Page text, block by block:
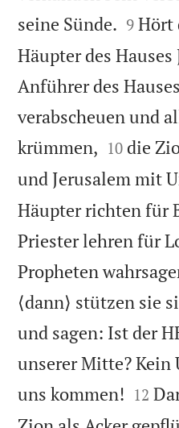
seine Sünde. 

9 Hört
Häupter des
Anführer des
verabscheuen und
krümmen, 

10 die
und Jerusalem mit
Häupter richten für
Priester lehren für
Propheten
⟨dann⟩ stützen sie
und sagen: Ist der
unserer Mitte?
uns kommen! 

12